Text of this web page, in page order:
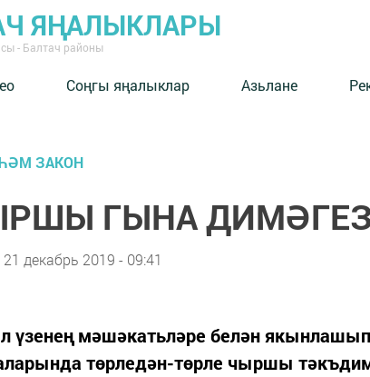
ЯҢАЛЫКЛАРЫ
- Балтач районы
Соңгы яңалыклар Азьлане
ЗАКОН
ГЫНА
21 декабрь 2019 - 09:41
үзенең мәшәкатьләре белән
төрледән-төрле чыршы